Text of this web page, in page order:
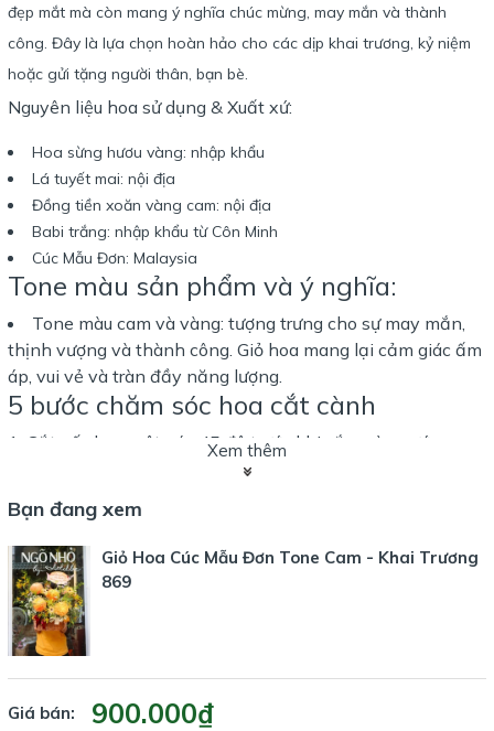
đẹp mắt mà còn mang ý nghĩa chúc mừng, may mắn và thành
công. Đây là lựa chọn hoàn hảo cho các dịp khai trương, kỷ niệm
hoặc gửi tặng người thân, bạn bè.
Nguyên liệu hoa sử dụng & Xuất xứ:
Hoa sừng hươu vàng: nhập khẩu
Lá tuyết mai: nội địa
Đồng tiền xoăn vàng cam: nội địa
Babi trắng: nhập khẩu từ Côn Minh
Cúc Mẫu Đơn: Malaysia
Tone màu sản phẩm và ý nghĩa:
Tone màu cam và vàng: tượng trưng cho sự may mắn,
thịnh vượng và thành công. Giỏ hoa mang lại cảm giác ấm
áp, vui vẻ và tràn đầy năng lượng.
5 bước chăm sóc hoa cắt cành
Cắt gốc hoa một góc 45 độ trước khi cắm vào nước.
Thay nước và cắt gốc hoa mỗi 2 ngày.
Sử dụng dung dịch dưỡng hoa để kéo dài tuổi thọ.
Tránh để hoa gần trái cây chín hoặc nguồn nhiệt.
Xem chi tiết cách chăm sóc hoa
Dịp tặng phù hợp
Khai trương
Kỷ niệm
Sinh nhật
Xem thêm
Bạn đang xem
Giỏ Hoa Cúc Mẫu Đơn Tone Cam - Khai Trương
869
Giá bán: 900.000₫